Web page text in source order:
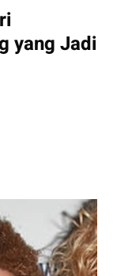
yang Jadi